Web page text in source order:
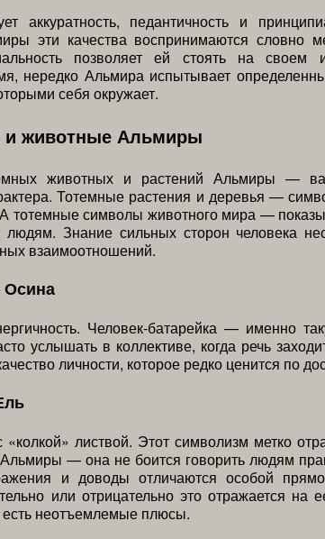
аккуратность, педантичность и
эти качества воспринимаются словно
позволяет ей стоять на своем
нередко Альмира испытывает
себя окружает.
и животные Альмиры
животных и растений Альмиры —
Тотемные растения и деревья —
А тотемные символы животного мира —
Знание сильных сторон человека
взаимоотношений.
Осина
Человек-батарейка — именно
услышать в коллективе, когда речь
личности, которое редко ценится по
листвой. Этот символизм метко
— она не боится говорить людям
и доводы отличаются особой
или отрицательно это отражается на
есть неотъемлемые плюсы.